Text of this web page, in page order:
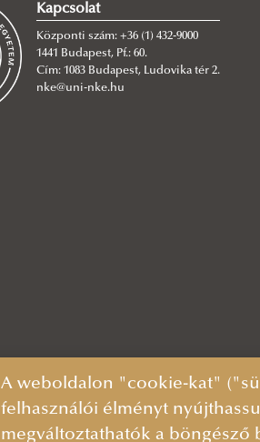
Kapcsolat
Központi szám: +36 (1) 432-9000
1441 Budapest, Pf.: 60.
Cím: 1083 Budapest, Ludovika tér 2.
nke@uni-nke.hu
A weboldalon "cookie-kat"
felhasználói élményt
megváltoztathatók a böngésző